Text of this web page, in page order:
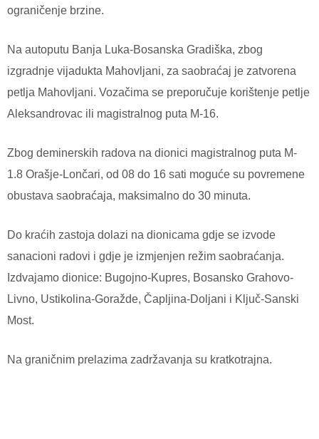
ograničenje brzine.
Na autoputu Banja Luka-Bosanska Gradiška, zbog
izgradnje vijadukta Mahovljani, za saobraćaj je zatvorena
petlja Mahovljani. Vozačima se preporučuje korištenje petlje
Aleksandrovac ili magistralnog puta M-16.
Zbog deminerskih radova na dionici magistralnog puta M-
1.8 Orašje-Lončari, od 08 do 16 sati moguće su povremene
obustava saobraćaja, maksimalno do 30 minuta.
Do kraćih zastoja dolazi na dionicama gdje se izvode
sanacioni radovi i gdje je izmjenjen režim saobraćanja.
Izdvajamo dionice: Bugojno-Kupres, Bosansko Grahovo-
Livno, Ustikolina-Goražde, Čapljina-Doljani i Ključ-Sanski
Most.
Na graničnim prelazima zadržavanja su kratkotrajna.